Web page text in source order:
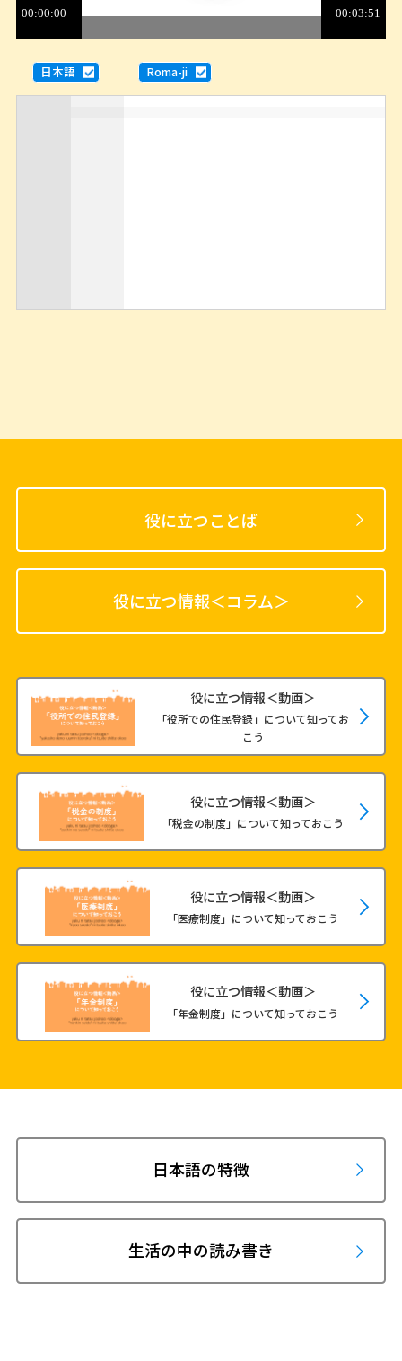
日本語 Roma-ji
役に立つことば
役に立つ情報＜コラム＞
役に立つ情報＜動画＞
「役所での住民登録」について知ってお
こう
役に立つ情報＜動画＞
「税金の制度」について知っておこう
役に立つ情報＜動画＞
「医療制度」について知っておこう
役に立つ情報＜動画＞
「年金制度」について知っておこう
日本語の特徴
生活の中の読み書き